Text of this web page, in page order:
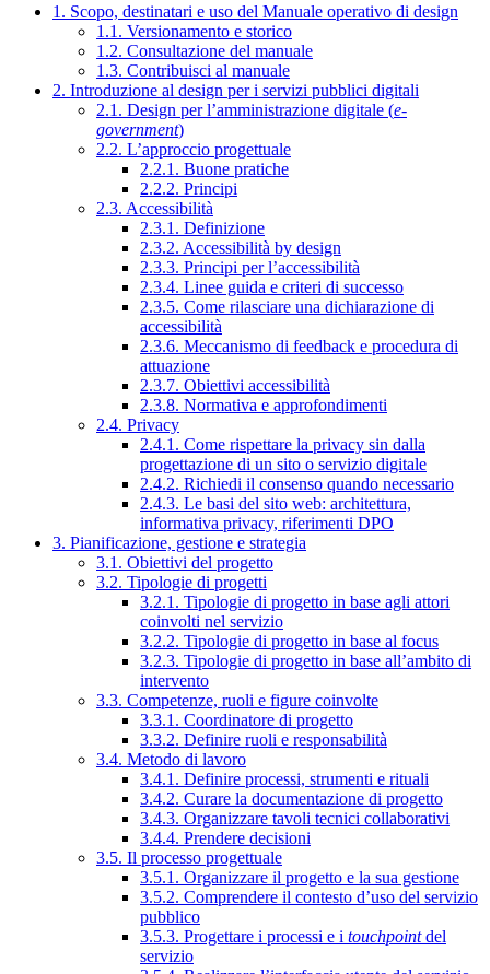
1. Scopo, destinatari e uso del Manuale operativo di design
1.1. Versionamento e storico
1.2. Consultazione del manuale
1.3. Contribuisci al manuale
2. Introduzione al design per i servizi pubblici digitali
2.1. Design per l’amministrazione digitale (e-
government)
2.2. L’approccio progettuale
2.2.1. Buone pratiche
2.2.2. Principi
2.3. Accessibilità
2.3.1. Definizione
2.3.2. Accessibilità by design
2.3.3. Principi per l’accessibilità
2.3.4. Linee guida e criteri di successo
2.3.5. Come rilasciare una dichiarazione di
accessibilità
2.3.6. Meccanismo di feedback e procedura di
attuazione
2.3.7. Obiettivi accessibilità
2.3.8. Normativa e approfondimenti
2.4. Privacy
2.4.1. Come rispettare la privacy sin dalla
progettazione di un sito o servizio digitale
2.4.2. Richiedi il consenso quando necessario
2.4.3. Le basi del sito web: architettura,
informativa privacy, riferimenti DPO
3. Pianificazione, gestione e strategia
3.1. Obiettivi del progetto
3.2. Tipologie di progetti
3.2.1. Tipologie di progetto in base agli attori
coinvolti nel servizio
3.2.2. Tipologie di progetto in base al focus
3.2.3. Tipologie di progetto in base all’ambito di
intervento
3.3. Competenze, ruoli e figure coinvolte
3.3.1. Coordinatore di progetto
3.3.2. Definire ruoli e responsabilità
3.4. Metodo di lavoro
3.4.1. Definire processi, strumenti e rituali
3.4.2. Curare la documentazione di progetto
3.4.3. Organizzare tavoli tecnici collaborativi
3.4.4. Prendere decisioni
3.5. Il processo progettuale
3.5.1. Organizzare il progetto e la sua gestione
3.5.2. Comprendere il contesto d’uso del servizio
pubblico
3.5.3. Progettare i processi e i touchpointdel
servizio